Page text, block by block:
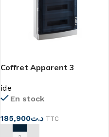
Coffret Apparent 3
ide
En stock
د.ت185,900 TTC